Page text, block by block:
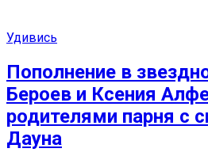
Удивись
Пополнение в
Бероев и Ксения
родителями парня с
Дауна